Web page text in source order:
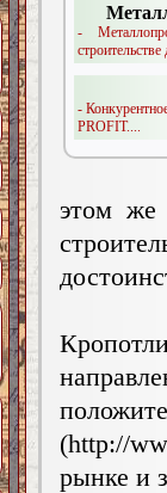
-
-
PROFIT....
этом же
(http://
рынке и